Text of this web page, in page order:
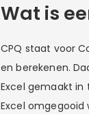
Wat is
CPQ staat voor
en berekenen.
Excel gemaakt
Excel omgegooid